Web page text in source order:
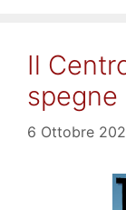
Il
6 Ottobre